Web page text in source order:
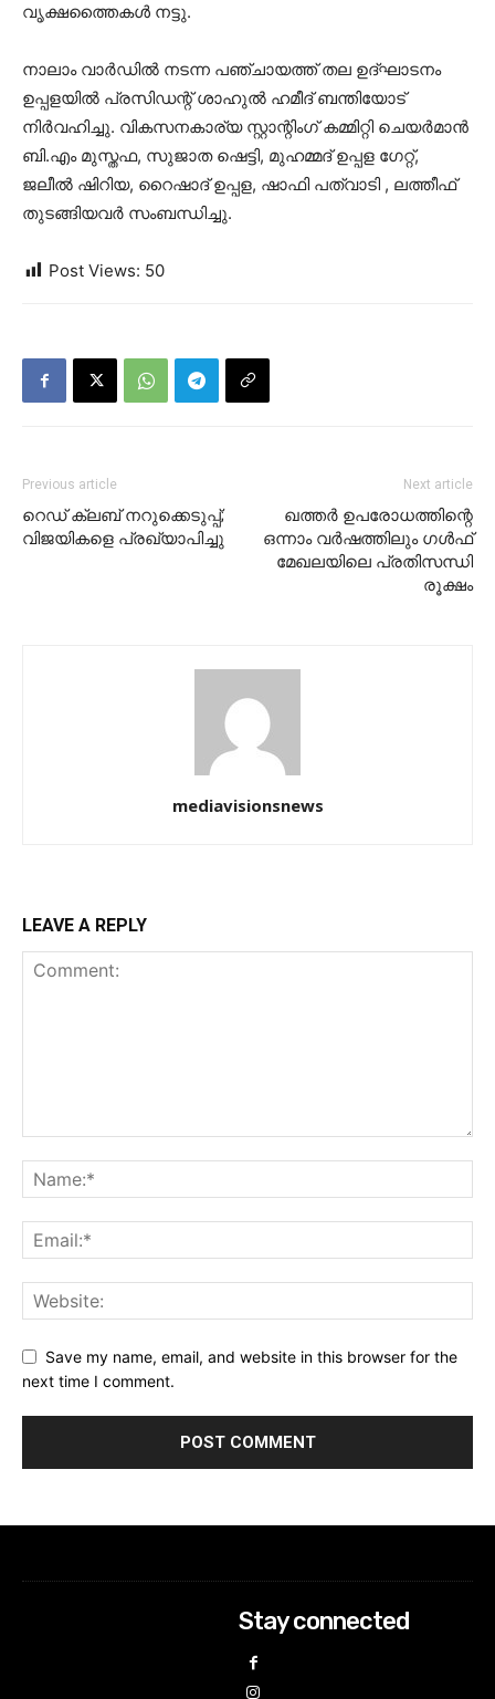
വൃക്ഷത്തൈകൾ നട്ടു.
നാലാം വാർഡിൽ നടന്ന പഞ്ചായത്ത് തല ഉദ്ഘാടനം
ഉപ്പളയിൽ പ്രസിഡന്റ് ശാഹുൽ ഹമീദ് ബന്തിയോട്
നിർവഹിച്ചു. വികസനകാര്യ സ്റ്റാന്റിംഗ് കമ്മിറ്റി ചെയർമാൻ
ബി.എം മുസ്തഫ, സുജാത ഷെട്ടി, മുഹമ്മദ് ഉപ്പള ഗേറ്റ്,
ജലീൽ ഷിറിയ, റൈഷാദ് ഉപ്പള, ഷാഫി പത്വാടി , ലത്തീഫ്
തുടങ്ങിയവർ സംബന്ധിച്ചു.
Post Views: 50
Previous article
റെഡ് ക്ലബ് നറുക്കെടുപ്പ്‌;
വിജയികളെ പ്രഖ്യാപിച്ചു
Next article
ഖത്തര്‍ ഉപരോധത്തിന്റെ
ഒന്നാം വര്‍ഷത്തിലും ഗള്‍ഫ്
മേഖലയിലെ പ്രതിസന്ധി
രൂക്ഷം
mediavisionsnews
LEAVE A REPLY
Save my name, email, and website in this browser for the
next time I comment.
Stay connected